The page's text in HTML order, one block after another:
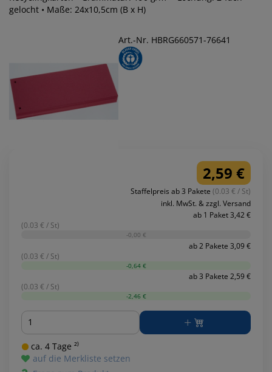
gelocht • Maße: 24x10,5cm (B x H)
Art.-Nr. HBRG660571-76641
2,59 €
Staffelpreis ab 3 Pakete (0.03 € / St)
inkl. MwSt. & zzgl. Versand
ab 1 Paket 3,42 €
(0.03 € / St)
-0,00 €
ab 2 Pakete 3,09 €
(0.03 € / St)
-0,64 €
ab 3 Pakete 2,59 €
(0.03 € / St)
-2,46 €
Menge
ca. 4 Tage ²⁾
auf die Merkliste setzen